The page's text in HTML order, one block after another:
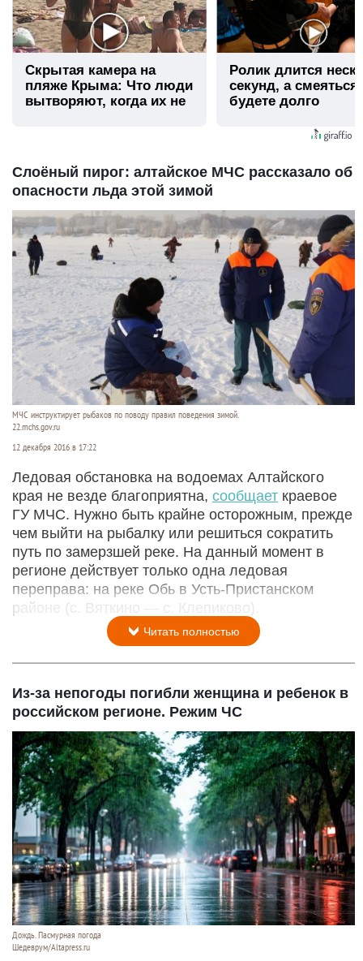
Скрытая камера на
пляже Крыма: Что люди
вытворяют, когда их не
Ролик длится
секунд, а
будете долго
Слоёный пирог: алтайское МЧС рассказало об
опасности льда этой зимой
МЧС инструктирует рыбаков по поводу правил поведения зимой.
22.mchs.gov.ru
12 декабря 2016 в 17:22
Ледовая обстановка на водоемах Алтайского
края не везде благоприятна, сообщает краевое
ГУ МЧС. Нужно быть крайне осторожным, прежде
чем выйти на рыбалку или решиться сократить
путь по замерзшей реке. На данный момент в
регионе действует только одна ледовая
переправа: на реке Обь в Усть-Пристанском
районе (с. Вяткино — с. Клепиково).
Читать полностью
Из-за непогоды погибли женщина и ребенок в
российском регионе. Режим ЧС
Дождь. Пасмурная погода
Шедеврум/Altapress.ru